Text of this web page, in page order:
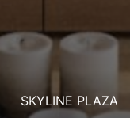
SKYLINE PLAZA